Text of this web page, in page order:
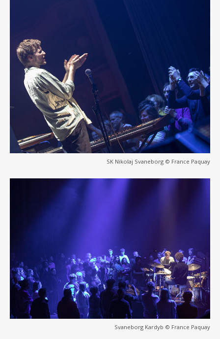
SK Nikolaj Svaneborg © France Paquay
Svaneborg Kardyb © France Paquay